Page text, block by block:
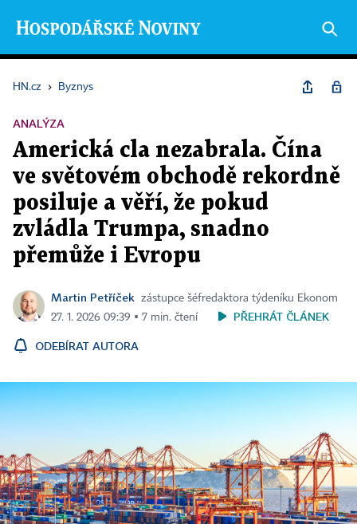
HN.cz › Byznys
ANALÝZA
Americká cla nezabrala. Čína
ve světovém obchodě rekordně
posiluje a věří, že pokud
zvládla Trumpa, snadno
přemůže i Evropu
Martin Petříček
zástupce šéfredaktora týdeníku Ekonom
27. 1. 2026 09:39 ▪ 7 min. čtení
PŘEHRÁT ČLÁNEK
ODEBÍRAT AUTORA